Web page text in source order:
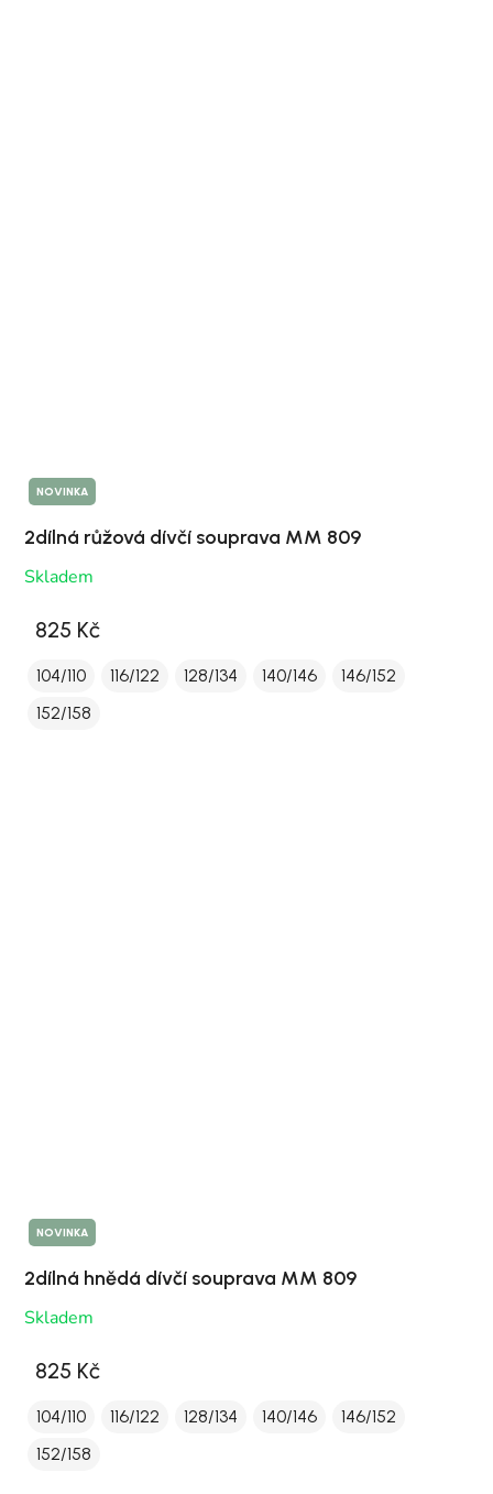
NOVINKA
2dílná růžová dívčí souprava MM 809
Skladem
825 Kč
104/110 116/122 128/134 140/146
146/152
152/158
NOVINKA
2dílná hnědá dívčí souprava MM 809
Skladem
825 Kč
104/110 116/122 128/134 140/146
146/152
152/158